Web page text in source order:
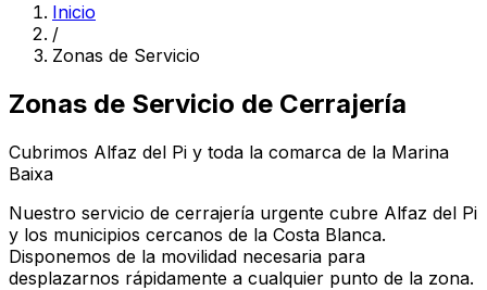
Inicio
/
Zonas de Servicio
Zonas de Servicio de Cerrajería
Cubrimos Alfaz del Pi y toda la comarca de la Marina
Baixa
Nuestro servicio de cerrajería urgente cubre Alfaz del Pi
y los municipios cercanos de la Costa Blanca.
Disponemos de la movilidad necesaria para
desplazarnos rápidamente a cualquier punto de la zona.